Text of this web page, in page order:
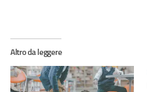
Altro da leggere